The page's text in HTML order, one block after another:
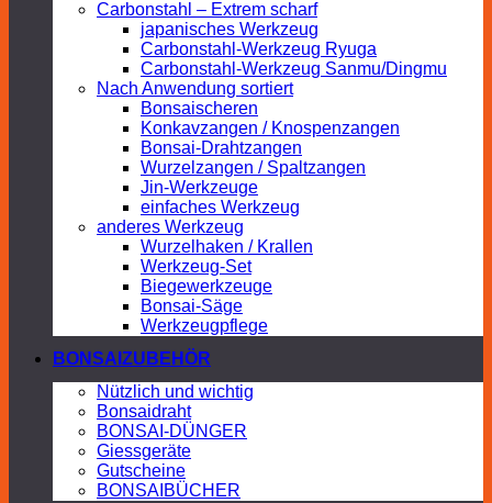
Carbonstahl – Extrem scharf
japanisches Werkzeug
Carbonstahl-Werkzeug Ryuga
Carbonstahl-Werkzeug Sanmu/Dingmu
Nach Anwendung sortiert
Bonsaischeren
Konkavzangen / Knospenzangen
Bonsai-Drahtzangen
Wurzelzangen / Spaltzangen
Jin-Werkzeuge
einfaches Werkzeug
anderes Werkzeug
Wurzelhaken / Krallen
Werkzeug-Set
Biegewerkzeuge
Bonsai-Säge
Werkzeugpflege
BONSAIZUBEHÖR
Nützlich und wichtig
Bonsaidraht
BONSAI-DÜNGER
Giessgeräte
Gutscheine
BONSAIBÜCHER